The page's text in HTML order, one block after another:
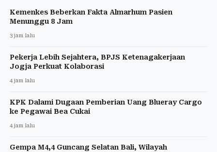
Kemenkes Beberkan Fakta Almarhum Pasien
Menunggu 8 Jam
3 jam lalu
Pekerja Lebih Sejahtera, BPJS Ketenagakerjaan
Jogja Perkuat Kolaborasi
4 jam lalu
KPK Dalami Dugaan Pemberian Uang Blueray Cargo
ke Pegawai Bea Cukai
4 jam lalu
Gempa M4,4 Guncang Selatan Bali, Wilayah